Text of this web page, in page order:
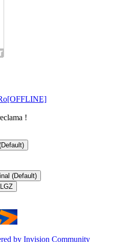
!
(Default)
by Invision Community